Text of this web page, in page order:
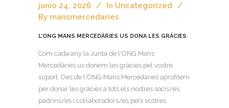
junio 24, 2026 In Uncategorized
By mansmercedaries
L’ONG MANS MERCEDÀRIES US DONA LES GRÀCIES
Com cada any la Junta de l'ONG Mans
Mercedàries us donem les gràcies pel vostre
suport. Des de l'ONG Mans Mercedàries aprofitem
per donar les gràcies a tots els nostres socis/es,
padrins/es i col·laboradors/es pels vostres